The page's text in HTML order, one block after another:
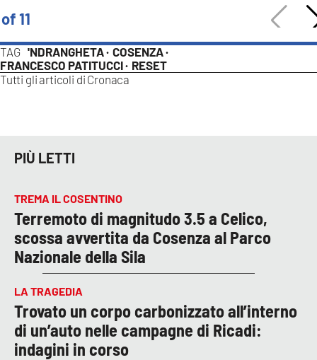
11
TAG 'NDRANGHETA · COSENZA ·
FRANCESCO PATITUCCI · RESET
Tutti gli articoli di Cronaca
PIÙ LETTI
TREMA IL COSENTINO
Terremoto di magnitudo 3.5 a Celico,
scossa avvertita da Cosenza al Parco
Nazionale della Sila
LA TRAGEDIA
Trovato un corpo carbonizzato all’interno
di un’auto nelle campagne di Ricadi:
indagini in corso